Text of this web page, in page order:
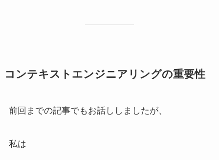
コンテキストエンジニアリングの重要性
前回までの記事でもお話ししましたが、
私は